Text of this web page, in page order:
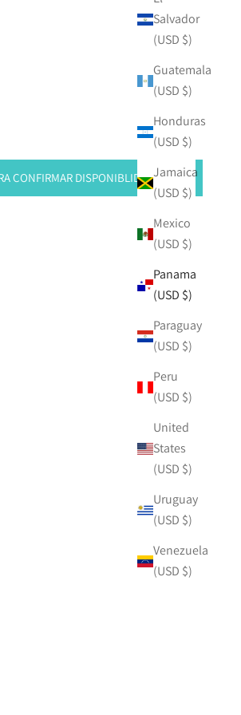
Salvador
(USD $)
Guatemala
(USD $)
Honduras
(USD $)
Jamaica
(USD $)
Mexico
(USD $)
Panama
(USD $)
Paraguay
(USD $)
Peru
(USD $)
United
States
(USD $)
Uruguay
(USD $)
Venezuela
(USD $)
CONFIRMAR DISPONIBLIDAD